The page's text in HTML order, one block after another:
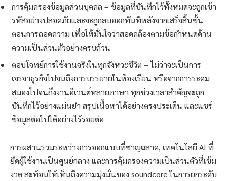
การคุ้มครองข้อมูลส่วนบุคคล – ข้อมูลที่บันทึกไว้ทั้งหมดจะถูกเข้า
รหัสอย่างปลอดภัยและจะถูกลบออกทันทีหลังจากเสร็จสิ้นขั้น
ตอนการถอดความ เพื่อให้มั่นใจว่าสอดคล้องตามข้อกำหนดด้าน
ความเป็นส่วนตัวอย่างครบถ้วน
ตอบโจทย์การใช้งานจริงในทุกจังหวะชีวิต – ไม่ว่าจะเป็นการ
เจรจาธุรกิจไปจนถึงการบรรยายในห้องเรียน หรือจากการระดม
สมองไปจนถึงงานอีเวนต์หลายภาษา ทุกช่วงเวลาสำคัญจะถูก
บันทึกไว้อย่างแม่นยำ สรุปเนื้อหาได้อย่างตรงประเด็น และแชร์
ข้อมูลต่อไปได้อย่างไร้รอยต่อ
การผสานรวมระหว่างการออกแบบที่ชาญฉลาด, เทคโนโลยี AI ที่
ยึดผู้ใช้งานเป็นศูนย์กลาง และการคุ้มครองความเป็นส่วนตัวที่เข้ม
งวด สะท้อนให้เห็นถึงความมุ่งมั่นของ soundcore ในการยกระดับ